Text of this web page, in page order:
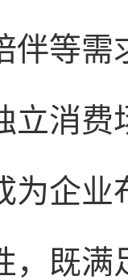
伴等需
立消
为企业
，既